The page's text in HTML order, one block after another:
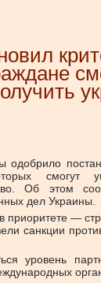
одобрило
смогут
Об этом
дел Украины.
—
санкции
уровень